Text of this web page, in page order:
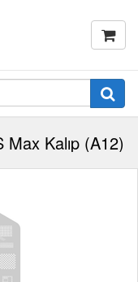
Kalıp (A12)